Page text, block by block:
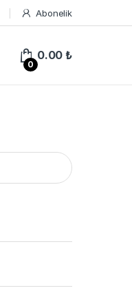
Abonelik
0
0.00₺